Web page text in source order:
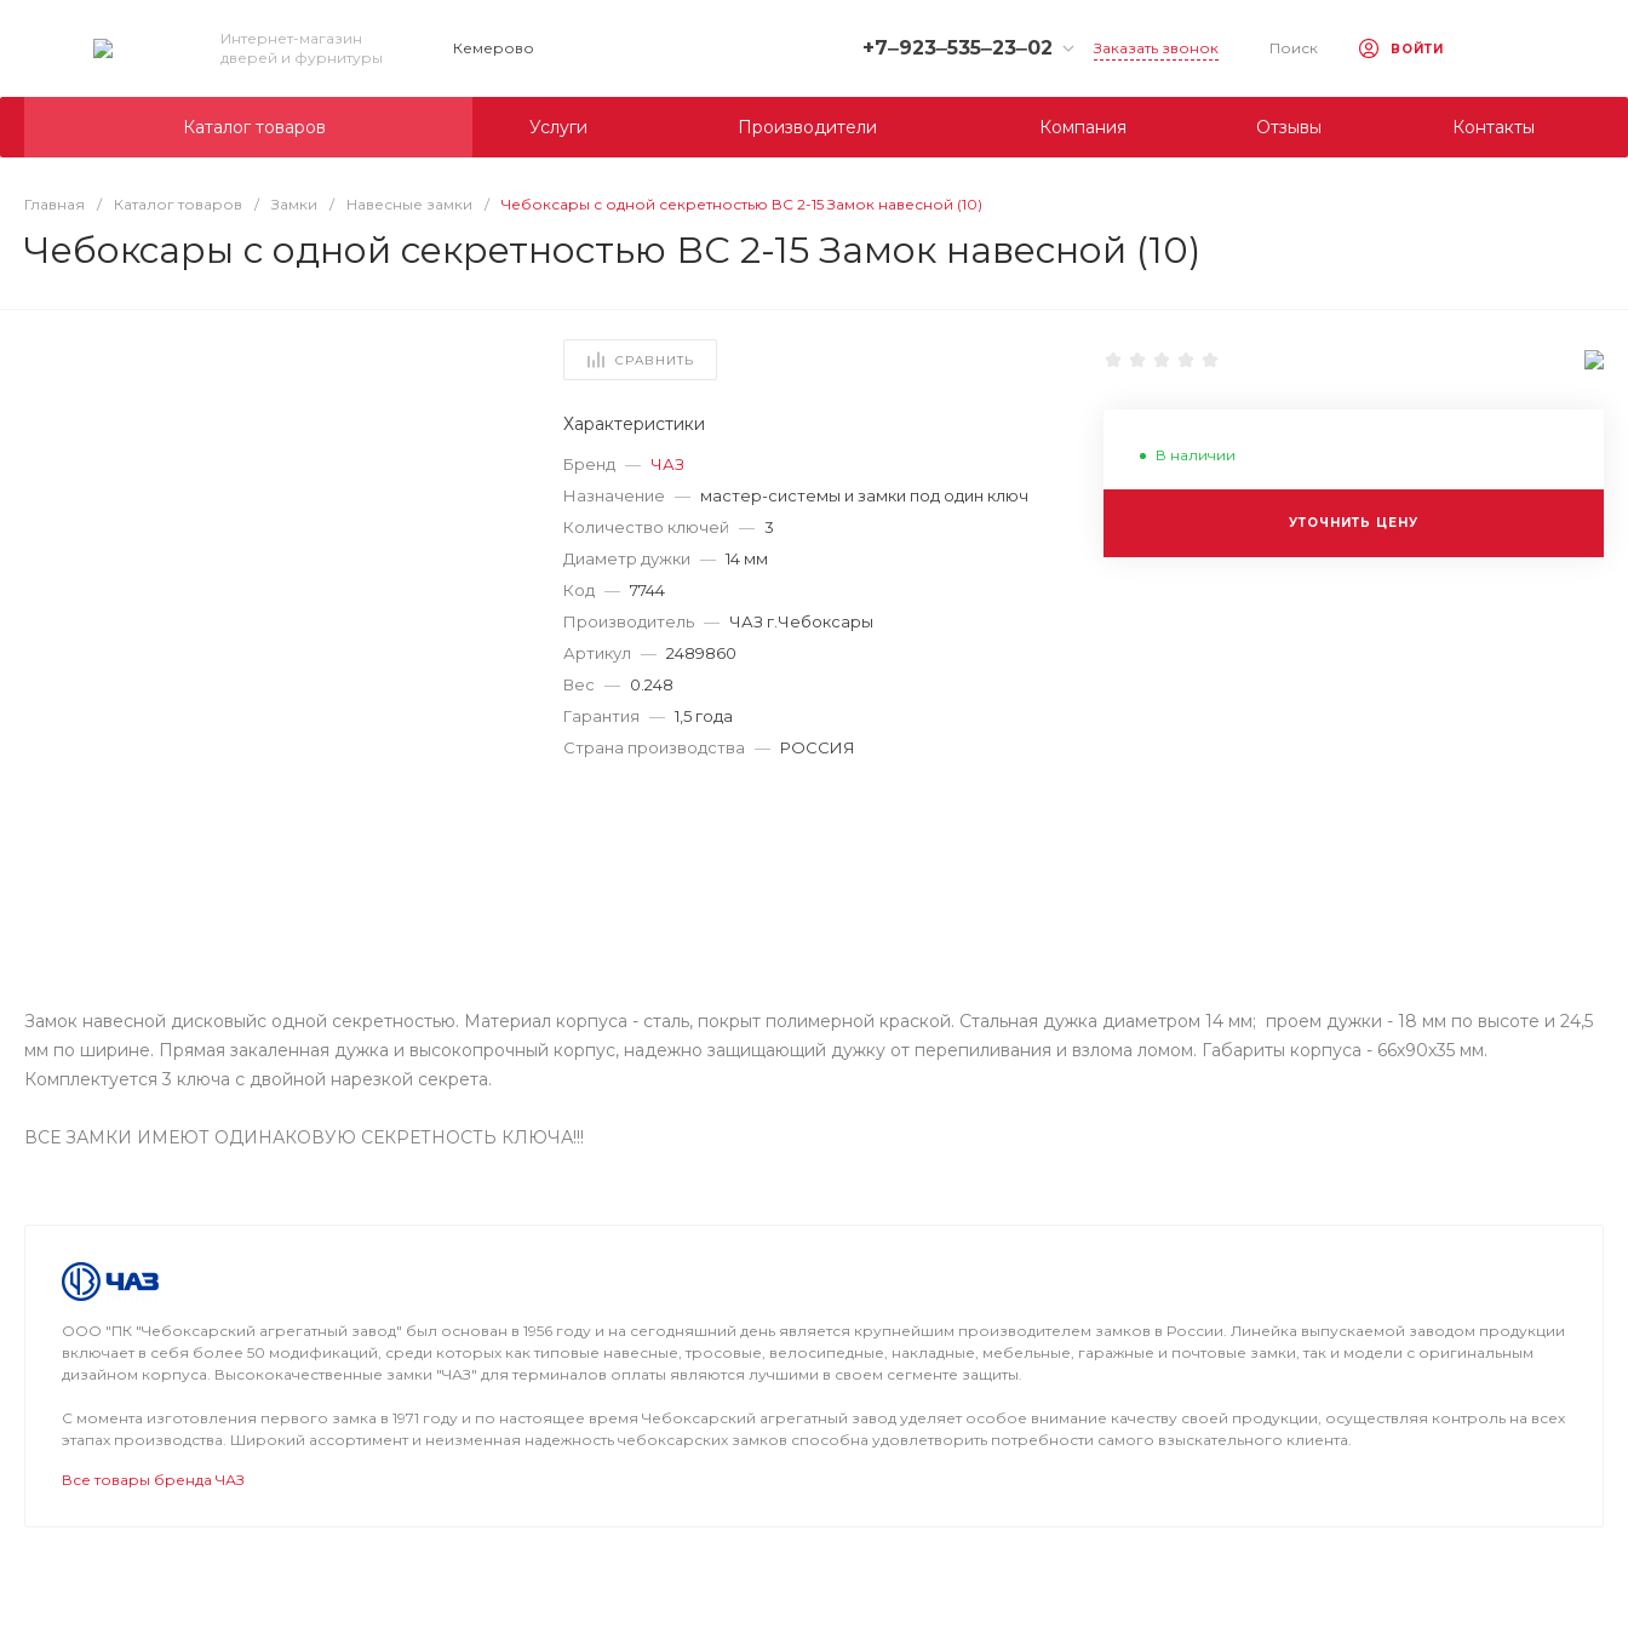
Интернет-магазин
дверей и фурнитуры
Кемерово +7‒923‒535‒23‒02
г. Кемерово, ул. Юрия
Пн-Сб: 9:00-19:00
Вс: 9:00-17:00
korund119@yandex.ru
+7-923-535-23-01
Заказать звонок Поиск ВОЙТИ
Каталог товаров Услуги Производители Компания Отзывы Контакты
Главная / Каталог товаров / Замки / Навесные замки / Чебоксары с одной секретностью ВС 2-15 Замок навесной (10)
Чебоксары с одной секретностью ВС 2-15 Замок навесной (10)
СРАВНИТЬ
Характеристики
Бренд — ЧАЗ
Назначение — мастер-системы и замки под один ключ
Количество ключей — 3
Диаметр дужки — 14 мм
Код — 7744
Производитель — ЧАЗ г.Чебоксары
Артикул — 2489860
Вес — 0.248
Гарантия — 1,5 года
Страна производства — РОССИЯ
В наличии
УТОЧНИТЬ ЦЕНУ
Замок навесной дисковыйс одной секретностью. Материал корпуса - сталь, покрыт полимерной краской. Стальная дужка диаметром 14 мм; проем дужки - 18 мм по высоте и 24,5
мм по ширине. Прямая закаленная дужка и высокопрочный корпус, надежно защищающий дужку от перепиливания и взлома ломом. Габариты корпуса - 66х90х35 мм.
Комплектуется 3 ключа с двойной нарезкой секрета.
ВСЕ ЗАМКИ ИМЕЮТ ОДИНАКОВУЮ СЕКРЕТНОСТЬ КЛЮЧА!!!
ООО "ПК "Чебоксарский агрегатный завод" был основан в 1956 году и на сегодняшний день является крупнейшим производителем замков в России. Линейка выпускаемой заводом продукции
включает в себя более 50 модификаций, среди которых как типовые навесные, тросовые, велосипедные, накладные, мебельные, гаражные и почтовые замки, так и модели с оригинальным
дизайном корпуса. Высококачественные замки "ЧАЗ" для терминалов оплаты являются лучшими в своем сегменте защиты.
С момента изготовления первого замка в 1971 году и по настоящее время Чебоксарский агрегатный завод уделяет особое внимание качеству своей продукции, осуществляя контроль на всех
этапах производства. Широкий ассортимент и неизменная надежность чебоксарских замков способна удовлетворить потребности самого взыскательного клиента.
Все товары бренда ЧАЗ